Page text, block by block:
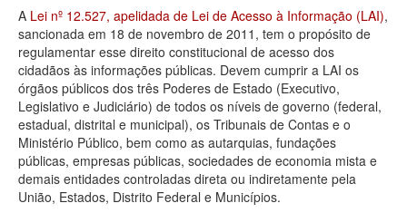
A Lei nº 12.527, apelidada de Lei de Acesso à Informação (LAI),
sancionada em 18 de novembro de 2011, tem o propósito de
regulamentar esse direito constitucional de acesso dos
cidadãos às informações públicas. Devem cumprir a LAI os
órgãos públicos dos três Poderes de Estado (Executivo,
Legislativo e Judiciário) de todos os níveis de governo (federal,
estadual, distrital e municipal), os Tribunais de Contas e o
Ministério Público, bem como as autarquias, fundações
públicas, empresas públicas, sociedades de economia mista e
demais entidades controladas direta ou indiretamente pela
União, Estados, Distrito Federal e Municípios.